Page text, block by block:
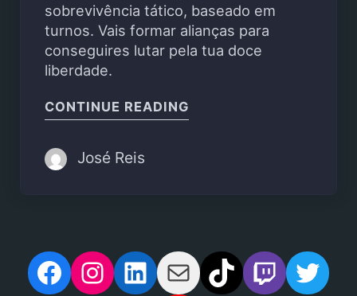
sobrevivência tático, baseado em
turnos. Vais formar alianças para
conseguires lutar pela tua doce
liberdade.
CONTINUE READING
José Reis
Facebook
Instagram
LinkedIn
MailTikTokTwitch